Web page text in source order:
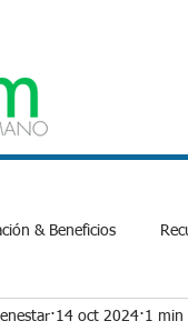
& Beneficios
Laboral y
14 oct 2024 1 min